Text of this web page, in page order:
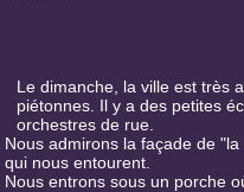
Le dimanche, la ville est très
piétonnes. Il y a des petites
orchestres de rue.
Nous admirons la façade de
qui nous entourent.
Nous entrons sous un porche